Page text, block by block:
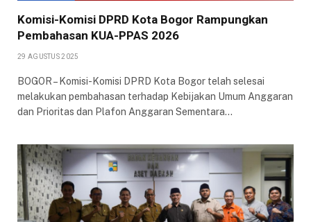
Komisi-Komisi DPRD Kota Bogor Rampungkan
Pembahasan KUA-PPAS 2026
29 AGUSTUS 2025
BOGOR – Komisi-Komisi DPRD Kota Bogor telah selesai
melakukan pembahasan terhadap Kebijakan Umum Anggaran
dan Prioritas dan Plafon Anggaran Sementara…